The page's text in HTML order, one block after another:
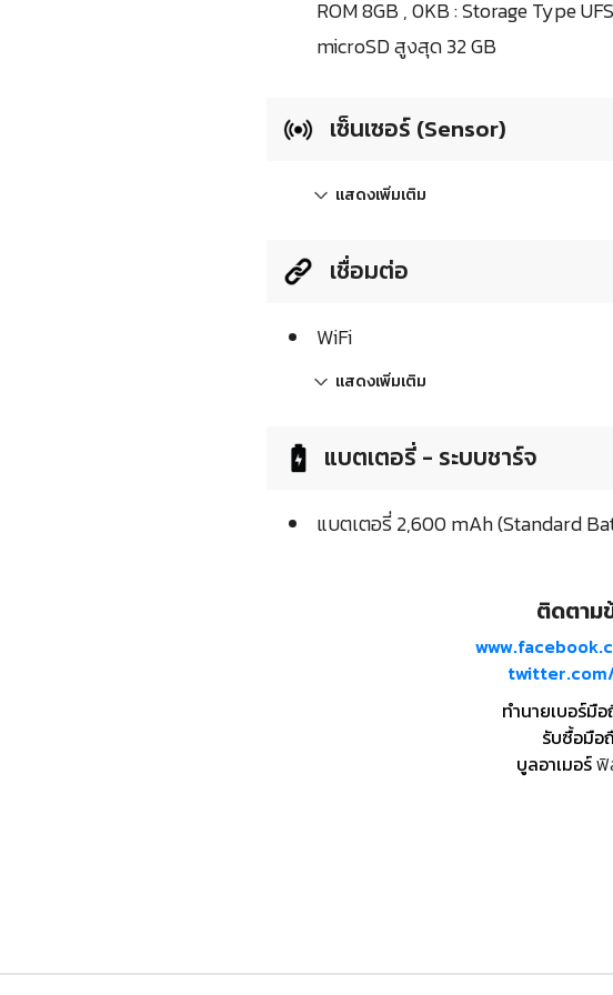
ROM 8GB , 0KB : Storage Type
microSD สูงสุด 32 GB
เซ็นเซอร์ (Sensor)
แสดงเพิ่มเติม
เชื่อมต่อ
WiFi
แสดงเพิ่มเติม
แบตเตอรี่ - ระบบชาร์จ
แบตเตอรี่ 2,600 mAh (Standard
ติดตาม
ทำนายเบอร์มื
รับซื้อมือ
บูลอาเมอร์ฟิ